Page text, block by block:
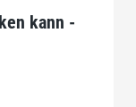
kann -